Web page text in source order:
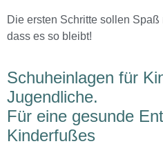
Die ersten Schritte sollen Spaß
dass es so bleibt!
Schuheinlagen für
Jugendliche.
Für eine gesunde
Kinderfußes